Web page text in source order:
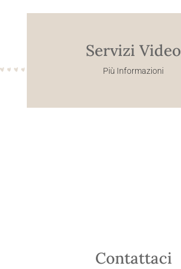
Servizi Video
Più Informazioni
Contattaci